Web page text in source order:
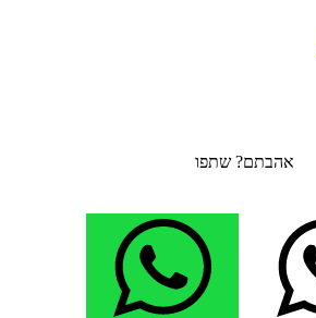
אהבתם? שתפו